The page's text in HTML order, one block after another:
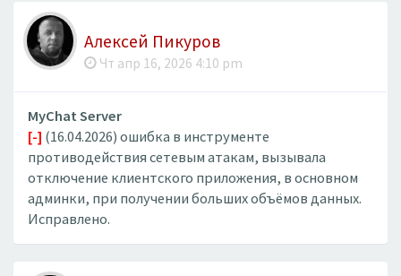
Алексей Пикуров
Чт апр 16, 2026 4:10 pm
MyChat Server
[-] (16.04.2026) ошибка в инструменте
противодействия сетевым атакам, вызывала
отключение клиентского приложения, в основном
админки, при получении больших объёмов данных.
Исправлено.